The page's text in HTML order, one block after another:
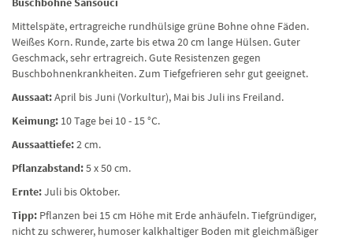
Mittelspäte, ertragreiche rundhülsige grüne Bohne ohne Fäden.
Weißes Korn. Runde, zarte bis etwa 20 cm lange Hülsen. Guter
Geschmack, sehr ertragreich. Gute Resistenzen gegen
Buschbohnenkrankheiten. Zum Tiefgefrieren sehr gut geeignet.
Aussaat:April bis Juni (Vorkultur), Mai bis Juli ins Freiland.
Keimung: 10 Tage bei 10 - 15 °C.
Aussaattiefe:2 cm.
Pflanzabstand:5 x 50 cm.
Ernte:Juli bis Oktober.
Tipp: Pflanzen bei 15 cm Höhe mit Erde anhäufeln. Tiefgründiger,
nicht zu schwerer, humoser kalkhaltiger Boden mit gleichmäßiger